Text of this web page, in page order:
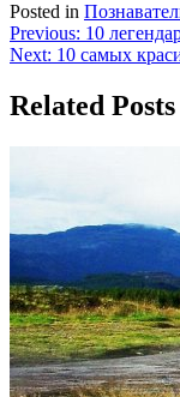
Posted in
Навигация
по
записям
Previous: 10
Next: 10 самых
Related Posts